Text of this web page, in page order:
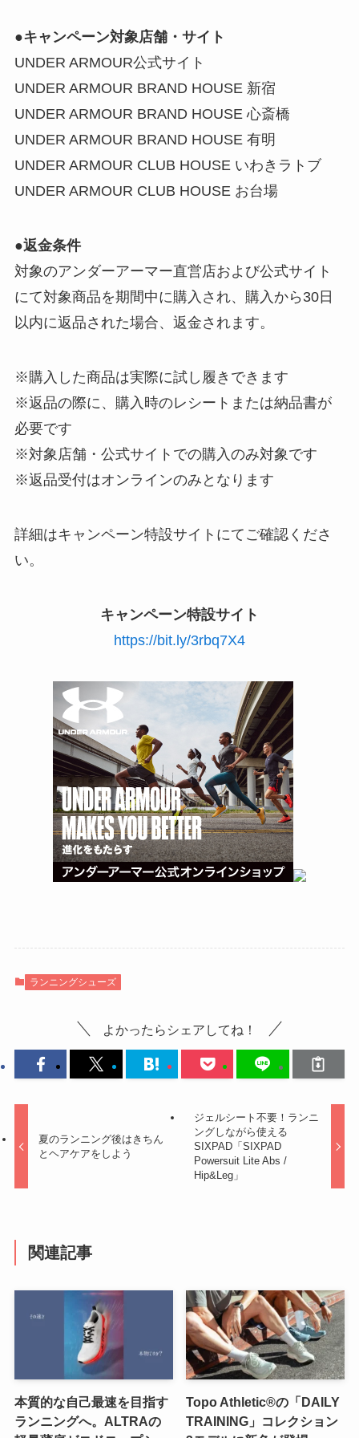
●キャンペーン対象店舗・サイト
UNDER ARMOUR公式サイト
UNDER ARMOUR BRAND HOUSE 新宿
UNDER ARMOUR BRAND HOUSE 心斎橋
UNDER ARMOUR BRAND HOUSE 有明
UNDER ARMOUR CLUB HOUSE いわきラトブ
UNDER ARMOUR CLUB HOUSE お台場
●返金条件
対象のアンダーアーマー直営店および公式サイト
にて対象商品を期間中に購入され、購入から30日
以内に返品された場合、返金されます。
※購入した商品は実際に試し履きできます
※返品の際に、購入時のレシートまたは納品書が
必要です
※対象店舗・公式サイトでの購入のみ対象です
※返品受付はオンラインのみとなります
詳細はキャンペーン特設サイトにてご確認くださ
い。
キャンペーン特設サイト
https://bit.ly/3rbq7X4
ランニングシューズ
よかったらシェアしてね！
夏のランニング後はきちん
とヘアケアをしよう
ジェルシート不要！ランニ
ングしながら使える
SIXPAD「SIXPAD
Powersuit Lite Abs /
Hip&Leg」
関連記事
本質的な自己最速を目指す
ランニングへ。ALTRAの
Topo Athletic®の「DAILY
TRAINING」コレクション